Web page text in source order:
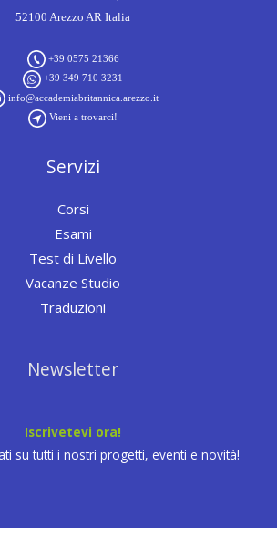
52100 Arezzo AR Italia
+39 0575 21366
+39 349 710 3231
info@accademiabritannica.arezzo.it
Vieni a trovarci!
Servizi
Corsi
Esami
Test di Livello
Vacanze Studio
Traduzioni
Newsletter
Iscrivetevi ora!
su tutti i nostri progetti, eventi e novità!